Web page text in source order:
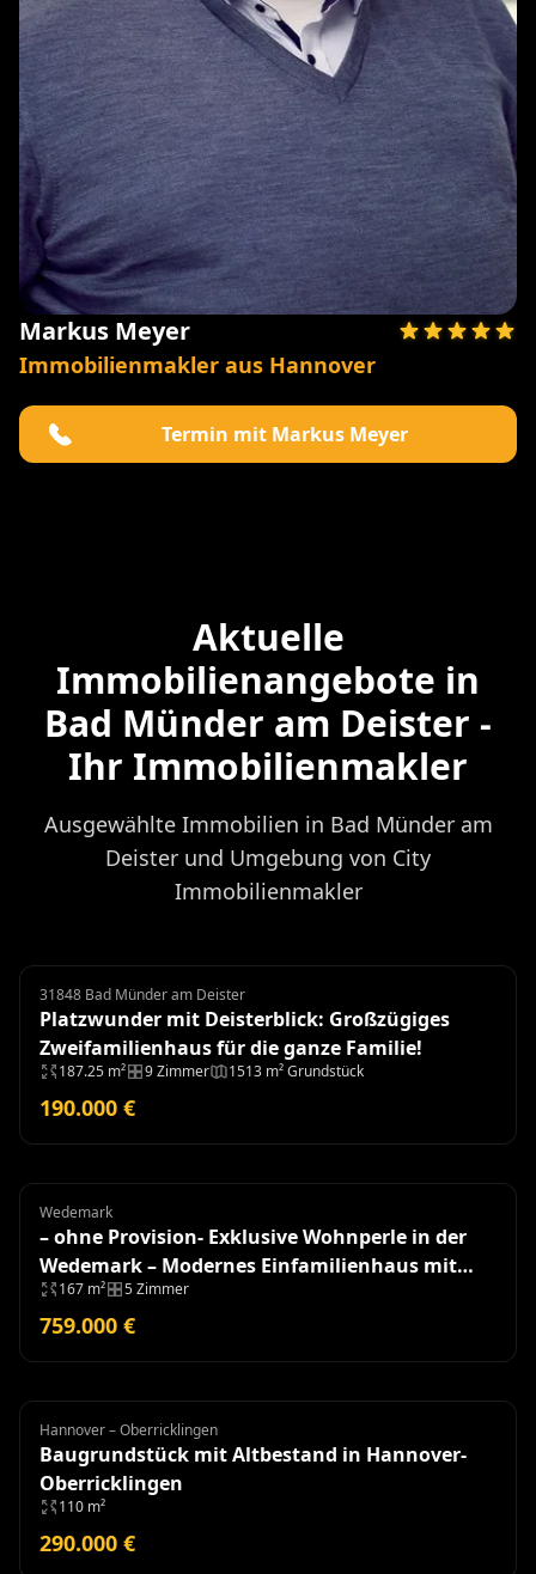
Markus Meyer
Immobilienmakler aus Hannover
Termin mit Markus Meyer
Aktuelle
Immobilienangebote in
Bad Münder am Deister -
Ihr Immobilienmakler
Ausgewählte Immobilien in Bad Münder am
Deister und Umgebung von City
Immobilienmakler
Zweifamilienhaus
31848 Bad Münder am Deister
Platzwunder mit Deisterblick: Großzügiges
Zweifamilienhaus für die ganze Familie!
187.25 m² 9 Zimmer 1513 m² Grundstück
190.000 €
Einfamilienhaus
Wedemark
– ohne Provision- Exklusive Wohnperle in der
Wedemark – Modernes Einfamilienhaus mit
hochwertiger Ausstattung
167 m² 5 Zimmer
759.000 €
Grundstück
Hannover – Oberricklingen
Baugrundstück mit Altbestand in Hannover-
Oberricklingen
110 m²
290.000 €